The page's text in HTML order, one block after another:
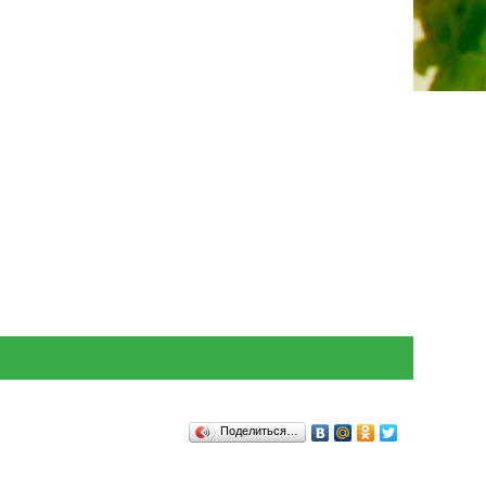
Поделиться…